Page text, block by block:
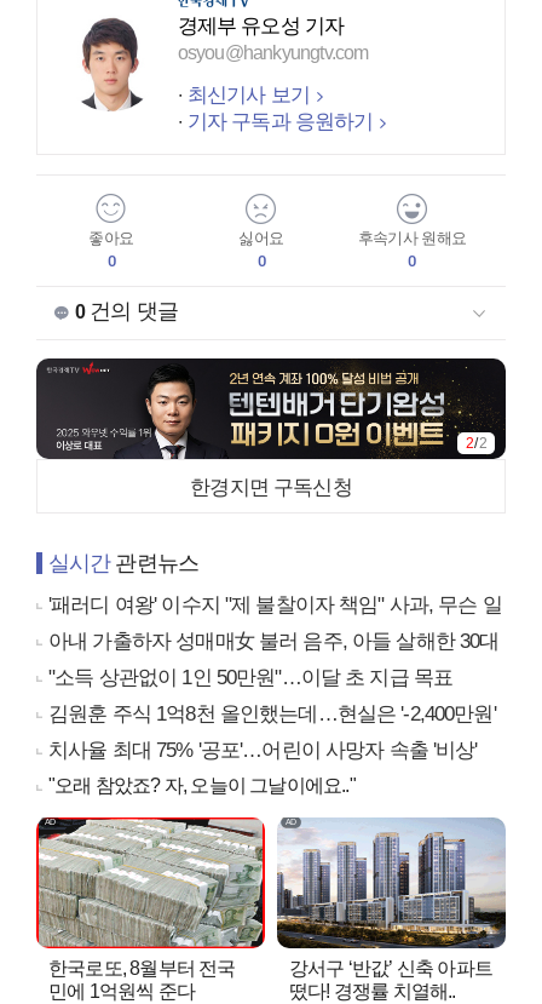
경제부 유오성 기자
osyou@hankyungtv.com
최신기사 보기
기자 구독과 응원하기
좋아요
0
싫어요
0
후속기사 원해요
0
0건의 댓글
1/2
한경지면 구독신청
실시간관련뉴스
'패러디 여왕' 이수지 "제 불찰이자 책임" 사과, 무슨 일
아내 가출하자 성매매女 불러 음주, 아들 살해한 30대
"소득 상관없이 1인 50만원"…이달 초 지급 목표
김원훈 주식 1억8천 올인했는데…현실은 '-2,400만원'
치사율 최대 75% '공포'…어린이 사망자 속출 '비상'
"오래 참았죠? 자, 오늘이 그날이에요.."
한국로또, 8월부터 전국
민에 1억원씩 준다
강서구 ‘반값’ 신축 아파트
떴다! 경쟁률 치열해..